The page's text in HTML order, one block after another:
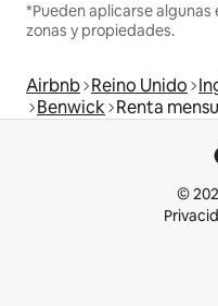
*Pueden aplicarse
zonas y propiedades.
Airbnb Reino Unido
Benwick Renta
©